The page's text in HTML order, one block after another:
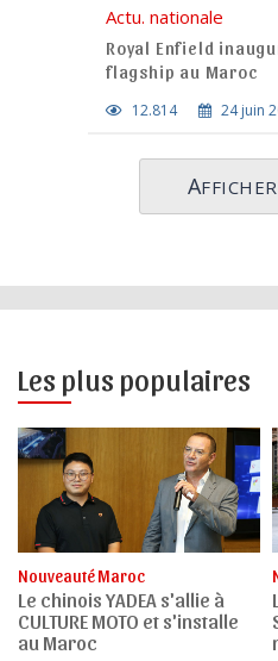
Actu. nationale
Royal Enfield
flagship au Maroc
12.814 24 juin
A
Les plus populaires
Nouveauté Maroc
Le chinois YADEA s'allie à
CULTURE MOTO et s'installe
au Maroc